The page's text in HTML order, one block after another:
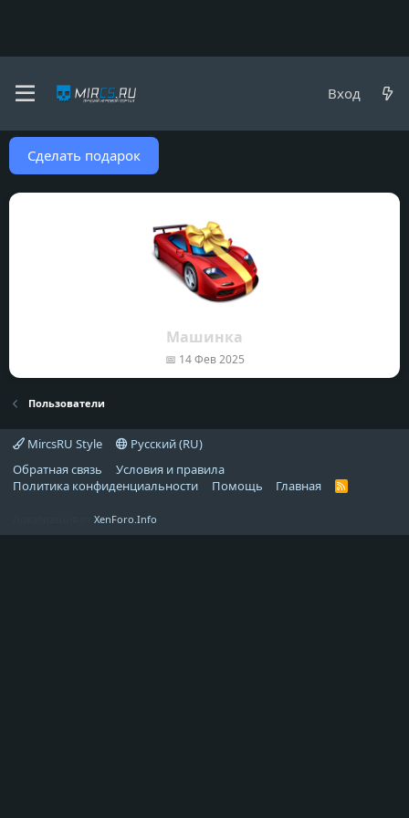
Вход
Пользователи
Сделать подарок
Машинка
📅 14 Фев 2025
Пользователи
MircsRU Style
Русский (RU)
Обратная связь
Условия и правила
Политика конфиденциальности
Помощь Главная
R
XenForo.Info